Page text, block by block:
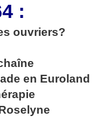
:
ouvriers?
en Euroland